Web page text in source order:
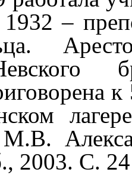
–
2003. С.